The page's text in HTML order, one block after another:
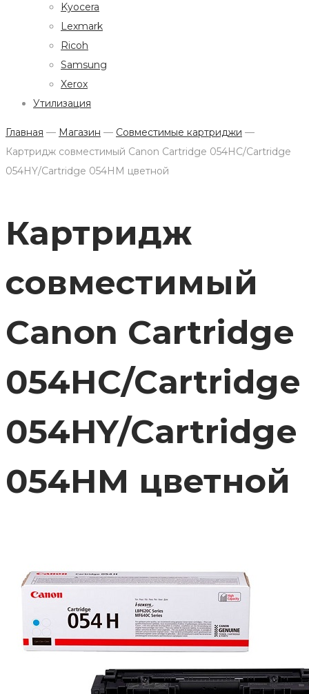
Kyocera
Lexmark
Ricoh
Samsung
Xerox
Утилизация
Главная — Магазин — Совместимые картриджи —
Картридж совместимый Canon Cartridge 054HC/Cartridge
054HY/Cartridge 054HM цветной
Картридж
совместимый
Canon Cartridge
054HC/Cartridge
054HY/Cartridge
054HM цветной